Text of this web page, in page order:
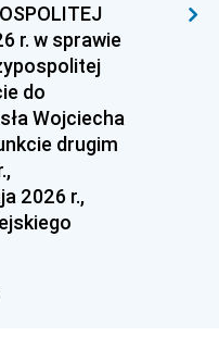
r. w sprawie
do
Wojciecha
drugim
2026 r.,